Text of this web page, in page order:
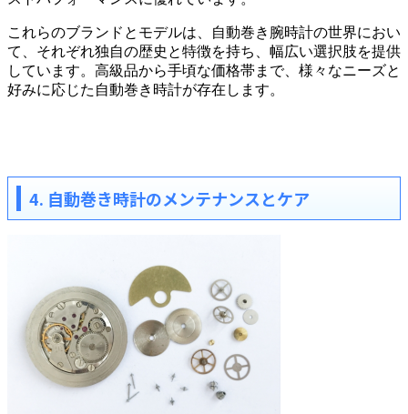
これらのブランドとモデルは、自動巻き腕時計の世界におい
て、それぞれ独自の歴史と特徴を持ち、幅広い選択肢を提供
しています。高級品から手頃な価格帯まで、様々なニーズと
好みに応じた自動巻き時計が存在します。
4. 自動巻き時計のメンテナンスとケア